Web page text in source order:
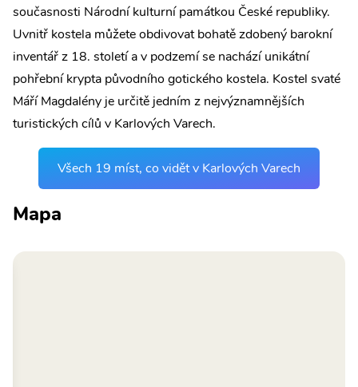
současnosti Národní kulturní památkou České republiky.
Uvnitř kostela můžete obdivovat bohatě zdobený barokní
inventář z 18. století a v podzemí se nachází unikátní
pohřební krypta původního gotického kostela. Kostel svaté
Máří Magdalény je určitě jedním z nejvýznamnějších
turistických cílů v Karlových Varech.
Všech 19 míst, co vidět v Karlových Varech
Mapa